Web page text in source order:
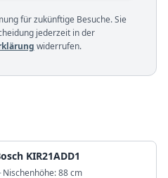
für zukünftige Besuche. Sie
jederzeit in der
widerrufen.
KIR21ADD1
Nischenhöhe: 88 cm